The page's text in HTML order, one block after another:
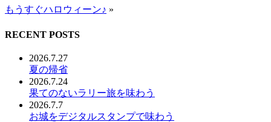
もうすぐハロウィーン♪ »
RECENT POSTS
2026.7.27
夏の帰省
2026.7.24
果てのないラリー旅を味わう
2026.7.7
お城をデジタルスタンプで味わう